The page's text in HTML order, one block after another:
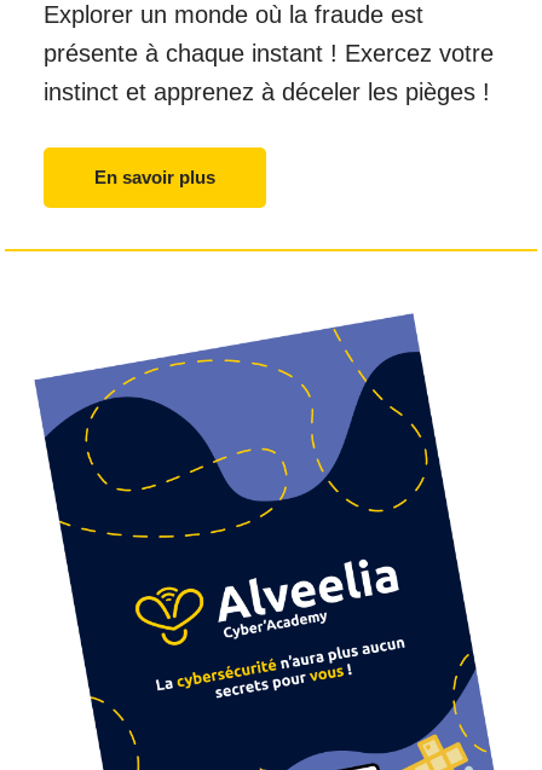
Explorer un monde où la fraude est
présente à chaque instant ! Exercez votre
instinct et apprenez à déceler les pièges !
En savoir plus